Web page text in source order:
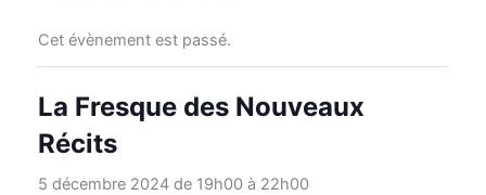
Cet évènement est passé.
La Fresque des Nouveaux
Récits
5 décembre 2024 de 19h00à 22h00